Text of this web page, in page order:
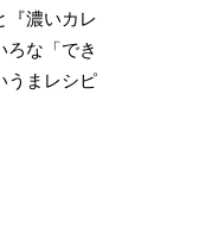
『濃いカレ
ろな「でき
うまレシピ